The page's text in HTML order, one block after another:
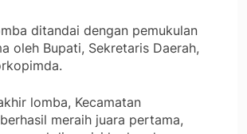
ditandai dengan pemukulan
oleh Bupati, Sekretaris Daerah,
lomba, Kecamatan
meraih juara pertama,